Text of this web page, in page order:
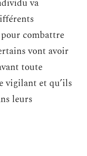
va
combattre
vont avoir
toute
vigilant et qu’ils
leurs